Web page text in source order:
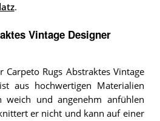
.
Vintage Designer
Carpeto Rugs Abstraktes Vintage
aus hochwertigen Materialien
weich und angenehm anfühlen
er nicht und kann auf einer